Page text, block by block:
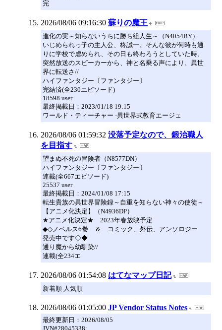
完
2026/08/06 09:16:30 蘇りの魔王
進化の実～知らないうちに勝ち組人生～（N4054BY）
いじめられっ子の主人公、柊誠一。そんな彼が何時も通
りに学校で虐められ、その日も終わろうとしていた時、
突然放送のスピーカーから、神と名乗る声により、異世
界に転送さ//
ハイファンタジー〔ファンタジー〕
完結済(全230エピソード)
18598 user
最終掲載日：2023/01/18 19:15
ワールド・ティーチャー -異世界式教育エージェ
2026/08/06 01:59:32 没落予定なので、鍛治職人
を目指す
望まぬ不死の冒険者（N8577DN）
ハイファンタジー〔ファンタジー〕
連載(全667エピソード)
25537 user
最終掲載日：2024/01/08 17:15
転生貴族の異世界冒険録～自重を知らない神々の使徒～
【アニメ化決定】（N4936DP）
★アニメ化決定★ 2023年春放映予定
◆◇ノベルス6巻 ＆ コミック、外伝、アンソロジー
発売中です◇◆
通り魔から幼馴染//
連載(全234エ
2026/08/06 01:54:08 はてなマップ日記
新着順 人気順
2026/08/06 01:05:00 JP Vendor Status Notes
最終更新日：2026/08/05
JVN#28045338: